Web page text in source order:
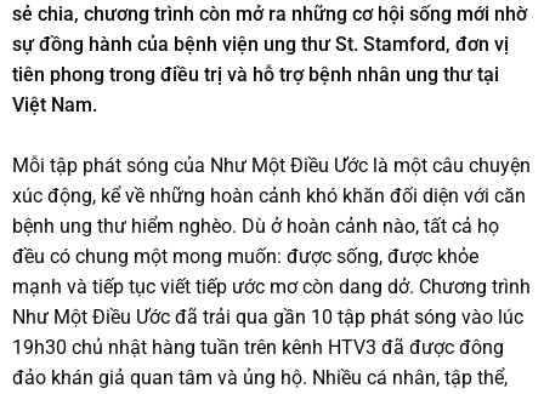
sẻ chia, chương trình còn mở ra những cơ hội sống mới nhờ
sự đồng hành của bệnh viện ung thư St. Stamford, đơn vị
tiên phong trong điều trị và hỗ trợ bệnh nhân ung thư tại
Việt Nam.
Mỗi tập phát sóng của Như Một Điều Ước là một câu chuyện
xúc động, kể về những hoàn cảnh khó khăn đối diện với căn
bệnh ung thư hiểm nghèo. Dù ở hoàn cảnh nào, tất cả họ
đều có chung một mong muốn: được sống, được khỏe
mạnh và tiếp tục viết tiếp ước mơ còn dang dở. Chương trình
Như Một Điều Ước đã trải qua gần 10 tập phát sóng vào lúc
19h30 chủ nhật hàng tuần trên kênh HTV3 đã được đông
đảo khán giả quan tâm và ủng hộ. Nhiều cá nhân, tập thể,